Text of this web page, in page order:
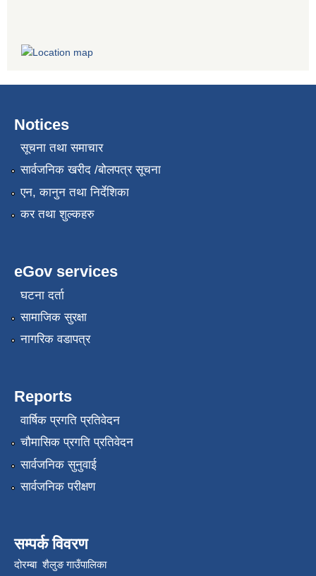
Notices
सूचना तथा समाचार
सार्वजनिक खरीद /बोलपत्र सूचना
एन, कानुन तथा निर्देशिका
कर तथा शुल्कहरु
eGov services
घटना दर्ता
सामाजिक सुरक्षा
नागरिक वडापत्र
Reports
वार्षिक प्रगति प्रतिवेदन
चौमासिक प्रगति प्रतिवेदन
सार्वजनिक सुनुवाई
सार्वजनिक परीक्षण
सम्पर्क विवरण
दोरम्बा शैलुङ गाउँपालिका